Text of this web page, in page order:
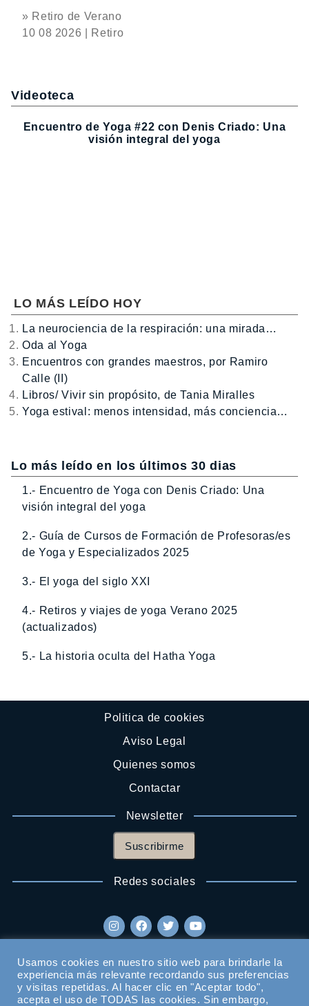
» Retiro de Verano
10 08 2026 | Retiro
Videoteca
Encuentro de Yoga #22 con Denis Criado: Una
visión integral del yoga
LO MÁS LEÍDO HOY
La neurociencia de la respiración: una mirada…
Oda al Yoga
Encuentros con grandes maestros, por Ramiro
Calle (II)
Libros/ Vivir sin propósito, de Tania Miralles
Yoga estival: menos intensidad, más conciencia…
Lo más leído en los últimos 30 dias
1.- Encuentro de Yoga con Denis Criado: Una
visión integral del yoga
2.- Guía de Cursos de Formación de Profesoras/es
de Yoga y Especializados 2025
3.- El yoga del siglo XXI
4.- Retiros y viajes de yoga Verano 2025
(actualizados)
5.- La historia oculta del Hatha Yoga
Politica de cookies
Aviso Legal
Quienes somos
Contactar
Newsletter
Suscribirme
Redes sociales
Usamos cookies en nuestro sitio web para brindarle la
experiencia más relevante recordando sus preferencias
y visitas repetidas. Al hacer clic en "Aceptar todo",
acepta el uso de TODAS las cookies. Sin embargo,